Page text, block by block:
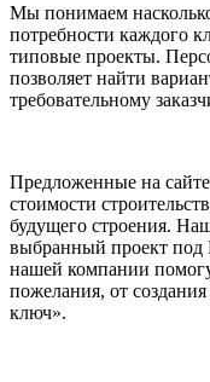
Мы понимаем
потребности каждого
типовые проекты.
позволяет найти
требовательному
Предложенные на
стоимости
будущего строения.
выбранный проект
нашей компании
пожелания, от
ключ».